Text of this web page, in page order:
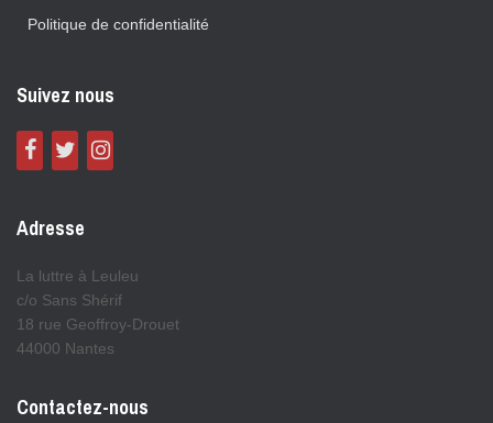
Politique de confidentialité
Suivez nous
Adresse
La luttre à Leuleu
c/o Sans Shérif
18 rue Geoffroy-Drouet
44000 Nantes
Contactez-nous